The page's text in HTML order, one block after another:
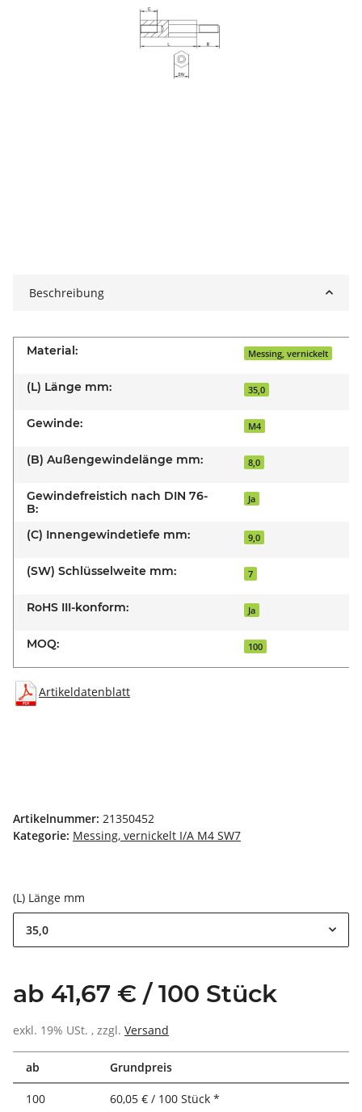
Beschreibung
Material: Messing, vernickelt
(L) Länge mm: 35,0
Gewinde: M4
(B) Außengewindelänge mm: 8,0
Gewindefreistich nach DIN 76-
B:
Ja
(C) Innengewindetiefe mm: 9,0
(SW) Schlüsselweite mm: 7
RoHS III-konform: Ja
MOQ: 100
Artikeldatenblatt
Artikelnummer: 21350452
Kategorie: Messing, vernickelt I/A M4 SW7
(L) Länge mm
35,0
ab 41,67 € / 100 Stück
exkl. 19% USt. , zzgl. Versand
ab Grundpreis
100 60,05 € / 100 Stück *